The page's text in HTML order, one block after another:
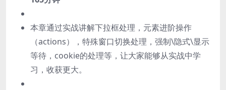
本章通过实战讲解下拉框处理，元素进阶操作
（actions），特殊窗口切换处理，强制\隐式\显示
等待，cookie的处理等，让大家能够从实战中学
习，收获更大。